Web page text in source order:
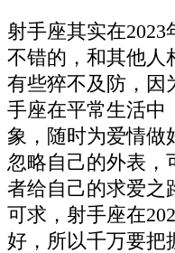
射手座其实在
不错的，和其他人
有些猝不及防，因
手座在平常生活中
象，随时为爱情做
忽略自己的外表，
者给自己的求爱之
可求，射手座在
好，所以千万要把